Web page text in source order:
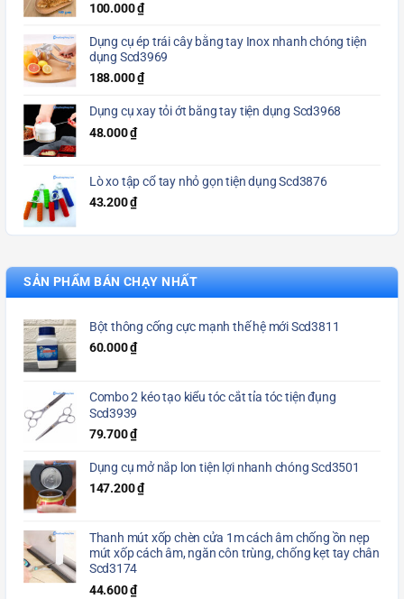
100.000₫
Dụng cụ ép trái cây bằng tay Inox nhanh chóng tiện
dụng Scd3969
188.000₫
Dụng cụ xay tỏi ớt bằng tay tiện dụng Scd3968
48.000₫
Lò xo tập cổ tay nhỏ gọn tiện dụng Scd3876
43.200₫
SẢN PHẨM BÁN CHẠY NHẤT
Bột thông cống cực mạnh thế hệ mới Scd3811
60.000₫
Combo 2 kéo tạo kiểu tóc cắt tỉa tóc tiện đụng
Scd3939
79.700₫
Dụng cụ mở nắp lon tiện lợi nhanh chóng Scd3501
147.200₫
Thanh mút xốp chèn cửa 1m cách âm chống ồn nẹp
mút xốp cách âm, ngăn côn trùng, chống kẹt tay chân
Scd3174
44.600₫